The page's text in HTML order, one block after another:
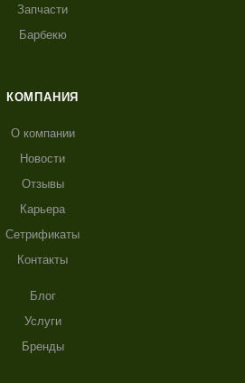
Запчасти
Барбекю
КОМПАНИЯ
О компании
Новости
Отзывы
Карьера
Сетрификаты
Контакты
Блог
Услуги
Бренды